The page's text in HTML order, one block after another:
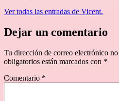
Ver todas las entradas de Vicent.
Dejar un comentario
Tu dirección de correo electrónico
obligatorios están marcados con *
Comentario *